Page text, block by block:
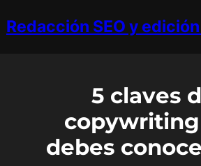
Redacción SEO y
5 claves
debes